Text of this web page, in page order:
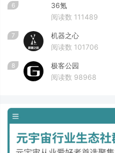
6
36氪
阅读数 111489
7
机器之心
阅读数 101706
8
极客公园
阅读数 98968